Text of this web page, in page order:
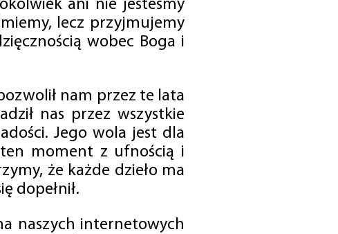
ani nie jesteśmy
lecz przyjmujemy
wobec Boga i
nam przez te lata
nas przez wszystkie
Jego wola jest dla
moment z ufnością i
że każde dzieło ma
dopełnił.
naszych internetowych